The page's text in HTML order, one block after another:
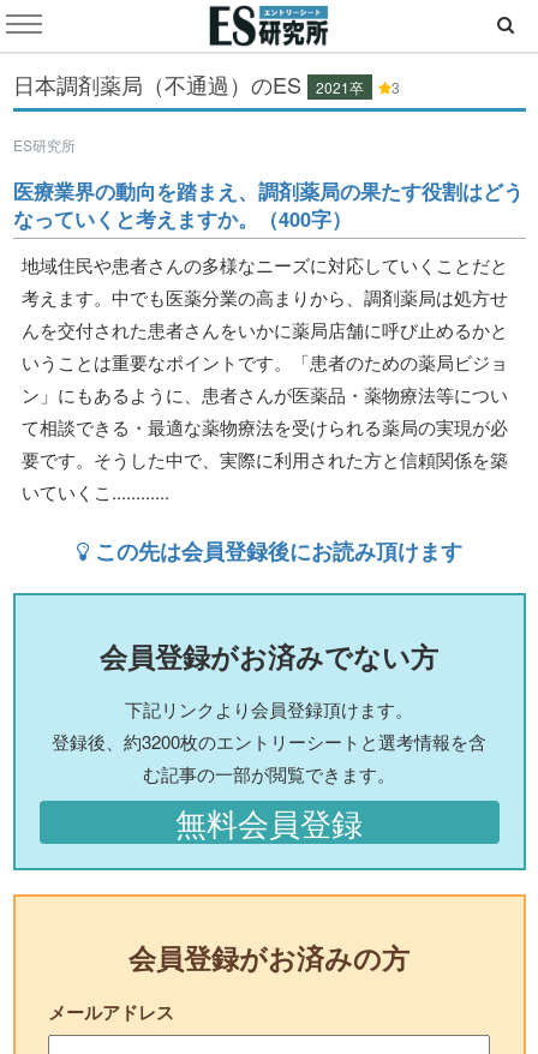
日本調剤薬局（不通過）のES 2021卒 3
ES研究所
医療業界の動向を踏まえ、調剤薬局の果たす役割はどう
なっていくと考えますか。（400字）
地域住民や患者さんの多様なニーズに対応していくことだと
考えます。中でも医薬分業の高まりから、調剤薬局は処方せ
んを交付された患者さんをいかに薬局店舗に呼び止めるかと
いうことは重要なポイントです。「患者のための薬局ビジョ
ン」にもあるように、患者さんが医薬品・薬物療法等につい
て相談できる・最適な薬物療法を受けられる薬局の実現が必
要です。そうした中で、実際に利用された方と信頼関係を築
いていくこ............
この先は会員登録後にお読み頂けます
会員登録がお済みでない方
下記リンクより会員登録頂けます。
登録後、約3200枚のエントリーシートと選考情報を含
む記事の一部が閲覧できます。
無料会員登録
会員登録がお済みの方
メールアドレス